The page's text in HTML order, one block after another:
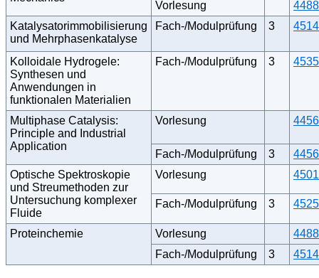
Vorlesung
Katalysatorimmobilisierung
und Mehrphasenkatalyse
Fach-/Modulprüfung 3
Kolloidale Hydrogele:
Synthesen und
Anwendungen in
funktionalen Materialien
Fach-/Modulprüfung 3
Multiphase Catalysis:
Principle and Industrial
Application
Vorlesung
Fach-/Modulprüfung 3
Optische Spektroskopie
und Streumethoden zur
Untersuchung komplexer
Fluide
Vorlesung
Fach-/Modulprüfung 3
Proteinchemie Vorlesung
Fach-/Modulprüfung
3